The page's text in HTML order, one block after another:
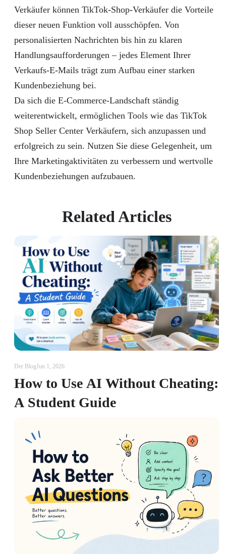
Verkäufer können TikTok-Shop-Verkäufer die Vorteile
dieser neuen Funktion voll ausschöpfen. Von
personalisierten Nachrichten bis hin zu klaren
Handlungsaufforderungen – jedes Element Ihrer
Verkaufs-E-Mails trägt zum Aufbau einer starken
Kundenbeziehung bei.
Da sich die E-Commerce-Landschaft ständig
weiterentwickelt, ermöglichen Tools wie das TikTok
Shop Seller Center Verkäufern, sich anzupassen und
erfolgreich zu sein. Nutzen Sie diese Gelegenheit, um
Ihre Marketingaktivitäten zu verbessern und wertvolle
Kundenbeziehungen aufzubauen.
Related Articles
Der BlogJun 1, 2026
How to Use AI Without Cheating:
A Student Guide